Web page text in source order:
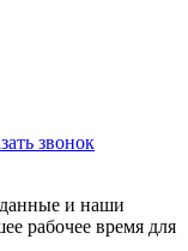
звонок
и наши
рабочее время для